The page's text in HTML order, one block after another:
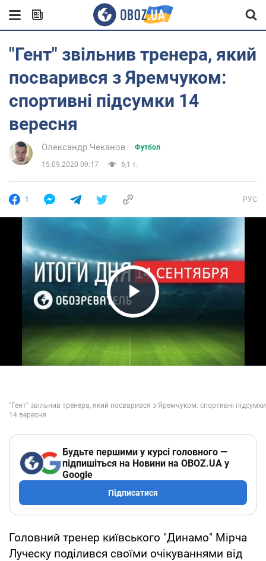
"Гент" звільнив тренера, який
посварився з Яремчуком:
спортивні підсумки 14
вересня
Олександр Чеканов Футбол
15.09.2020 09:17 6,1 т.
1 РУС
Play Video
Будьте першими у курсі головного —
підпишіться на Новини на OBOZ.UA у
Google
Підписатися
Головний тренер київського "Динамо" Мірча
Луческу поділився своїми очікуваннями від